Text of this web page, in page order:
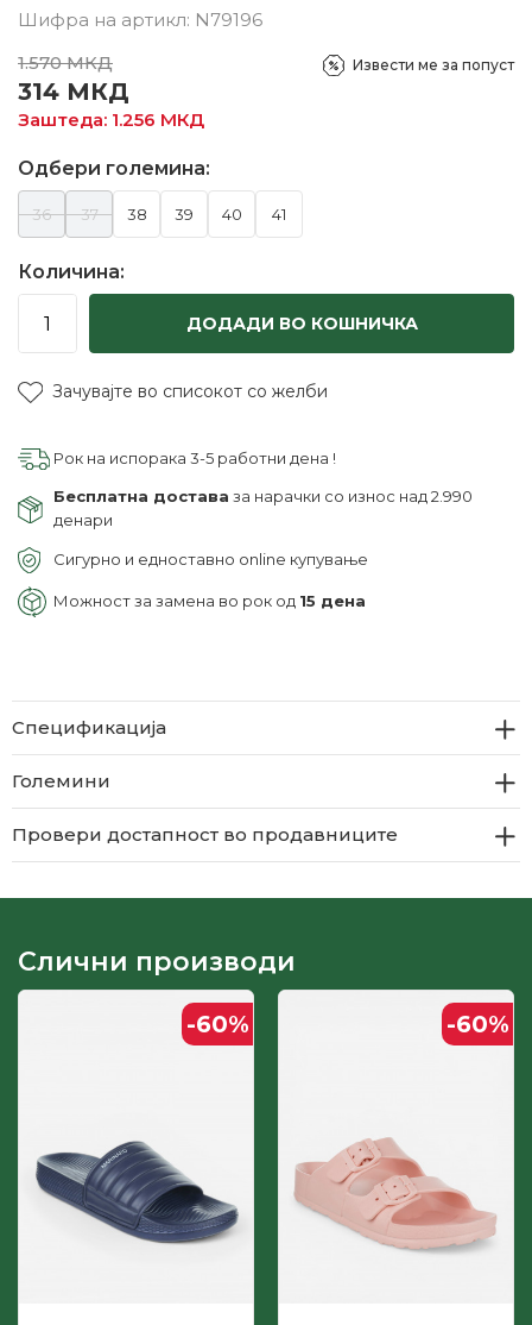
Шифра на артикл: N79196
1.570 МКД
314 МКД
Заштеда: 1.256 МКД
Извести ме за попуст
Одбери големина:
36 37 38 39 40 41
Количина:
ДОДАДИ ВО КОШНИЧКА
Зачувајте во списокот со желби
Рок на испорака 3-5 работни дена !
Бесплатна достава за нарачки со износ над 2.990
денари
Сигурно и едноставно online купување
Можност за замена во рок од 15 дена
Спецификација
Големини
Провери достапност во продавниците
Слични производи
-60% -60%